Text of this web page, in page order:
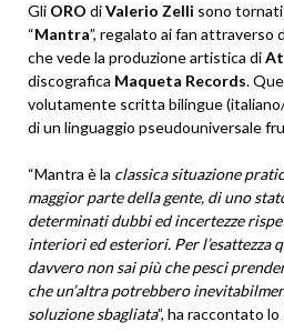
Gli ORO diValerio Zelli sono
“Mantra”, regalato ai fan attraverso
che vede la produzione artistica di
discografica Maqueta Records.
volutamente scritta bilingue
di un linguaggio pseudouniversale
“Mantra è la classica situazione
maggior parte della gente, di uno
determinati dubbi ed incertezze
interiori ed esteriori. Per l’esattezza
davvero non sai più che pesci
che un’altra potrebbero
soluzione sbagliata”, ha raccontato